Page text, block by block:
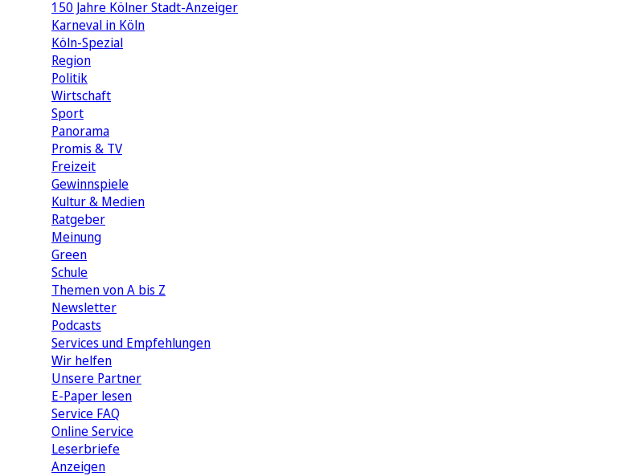
150 Jahre Kölner Stadt-Anzeiger
Karneval in Köln
Köln-Spezial
Region
Politik
Wirtschaft
Sport
Panorama
Promis & TV
Freizeit
Gewinnspiele
Kultur & Medien
Ratgeber
Meinung
Green
Schule
Themen von A bis Z
Newsletter
Podcasts
Services und Empfehlungen
Wir helfen
Unsere Partner
E-Paper lesen
Service FAQ
Online Service
Leserbriefe
Anzeigen